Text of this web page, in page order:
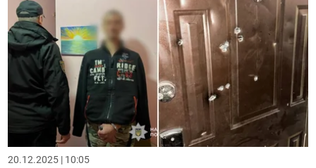
20.12.2025 | 10:05